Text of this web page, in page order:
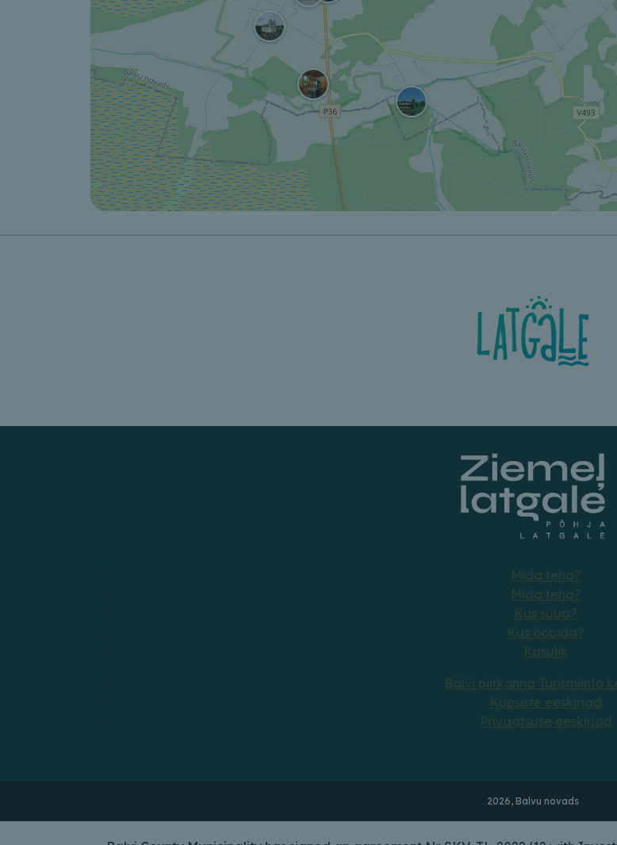
Mida teha?
Mida teha?
Kus ööbida?
Kasulik
Balvi piirkonna Turismiinfo
Küpsiste eeskirjad
Privaatsuse eeskirjad
2026, Balvu novads